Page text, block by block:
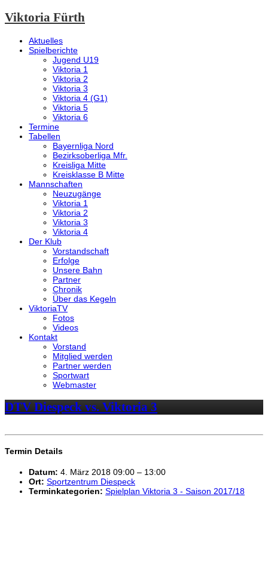
Viktoria Fürth
Aktuelles
Spielberichte
Jugend U19
Viktoria 1
Viktoria 2
Viktoria 3
Viktoria 4 (G1)
Viktoria 5
Viktoria 6
Termine
Tabellen
Bayernliga Nord
Bezirksoberliga Mfr.
Kreisliga Mitte
Kreisklasse B Mitte
Mannschaften
Neuzugänge
Viktoria 1
Viktoria 2
Viktoria 3
Viktoria 4
Der Klub
Vorstandschaft
Erfolge
Unsere Bahn
Partner
Chronik
Über das Kegeln
ViktoriaTV
Fotos
Videos
Kontakt
Vorstand
Mitglied werden
Partner werden
Sportwart
Webmaster
DTV Diespeck vs. Viktoria 3
Termin Details
Datum: 4. März 2018 09:00 – 13:00
Ort: Sportzentrum Diespeck
Terminkategorien: Spielplan Viktoria 3 - Saison 2017/18